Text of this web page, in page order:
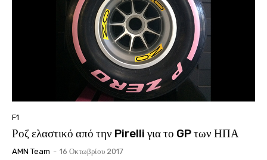
F1
Ροζ ελαστικό από την Pirelli για το GP των ΗΠΑ
AMN Team - 16 Οκτωβρίου 2017